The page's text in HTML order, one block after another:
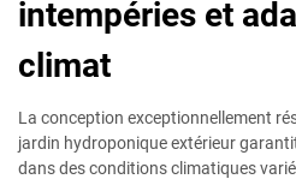
intempéries et
climat
La conception exceptionnellement
jardin hydroponique extérieur
dans des conditions climatiques